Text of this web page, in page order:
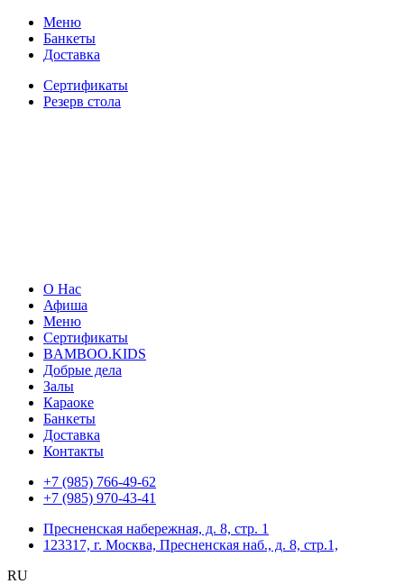
Меню
Банкеты
Доставка
Сертификаты
Резерв стола
О Нас
Афиша
Меню
Сертификаты
BAMBOO.KIDS
Добрые дела
Залы
Караоке
Банкеты
Доставка
Контакты
+7 (985) 766-49-62
+7 (985) 970-43-41
Пресненская набережная, д. 8, стр. 1
123317, г. Москва, Пресненская наб., д. 8, стр.1,
RU